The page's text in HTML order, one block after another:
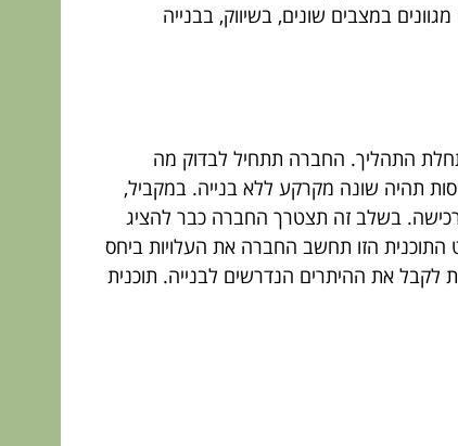
במצבים שונים, בשיווק, בבנייה
התהליך. החברה תתחיל לבדוק מה
תהיה שונה מקרקע ללא בנייה. במקביל,
בשלב זה תצטרך החברה כבר להציג
התוכנית הזו תחשב החברה את העלויות ביחס
לקבל את ההיתרים הנדרשים לבנייה. תוכנית